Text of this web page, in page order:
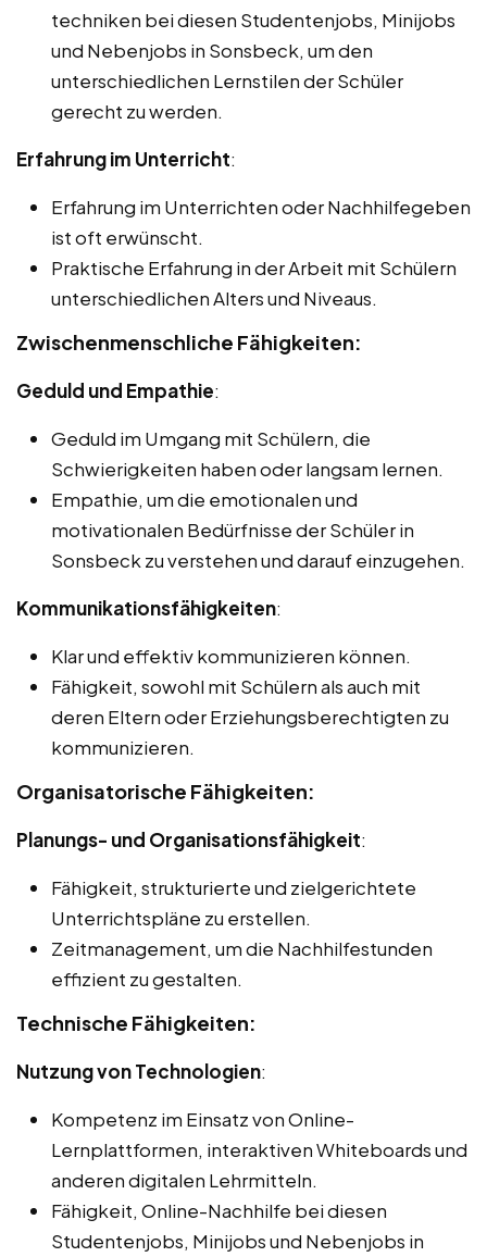
techniken bei diesen Studentenjobs, Minijobs
und Nebenjobs in Sonsbeck, um den
unterschiedlichen Lernstilen der Schüler
gerecht zu werden.
Erfahrung im Unterricht:
Erfahrung im Unterrichten oder Nachhilfegeben
ist oft erwünscht.
Praktische Erfahrung in der Arbeit mit Schülern
unterschiedlichen Alters und Niveaus.
Zwischenmenschliche Fähigkeiten:
Geduld und Empathie:
Geduld im Umgang mit Schülern, die
Schwierigkeiten haben oder langsam lernen.
Empathie, um die emotionalen und
motivationalen Bedürfnisse der Schüler in
Sonsbeck zu verstehen und darauf einzugehen.
Kommunikationsfähigkeiten:
Klar und effektiv kommunizieren können.
Fähigkeit, sowohl mit Schülern als auch mit
deren Eltern oder Erziehungsberechtigten zu
kommunizieren.
Organisatorische Fähigkeiten:
Planungs- und Organisationsfähigkeit:
Fähigkeit, strukturierte und zielgerichtete
Unterrichtspläne zu erstellen.
Zeitmanagement, um die Nachhilfestunden
effizient zu gestalten.
Technische Fähigkeiten:
Nutzung von Technologien:
Kompetenz im Einsatz von Online-
Lernplattformen, interaktiven Whiteboards und
anderen digitalen Lehrmitteln.
Fähigkeit, Online-Nachhilfe bei diesen
Studentenjobs, Minijobs und Nebenjobs in